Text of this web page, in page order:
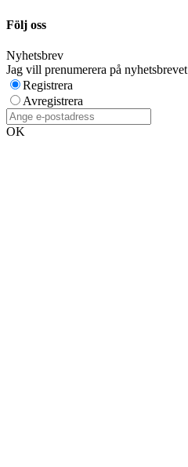
Följ oss
Nyhetsbrev
Jag vill prenumerera på nyhetsbrevet
Registrera
Avregistrera
OK